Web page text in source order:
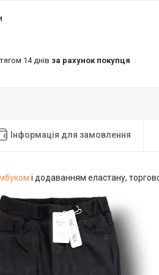
14 днів за рахунок покупця
Інформація для замовлення
і додаванням еластану,